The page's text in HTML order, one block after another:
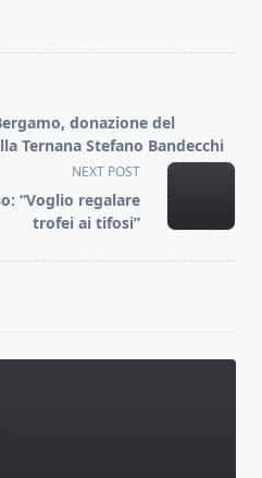
donazione del
Ternana Stefano Bandecchi
NEXT POST
“Voglio regalare
trofei ai tifosi”